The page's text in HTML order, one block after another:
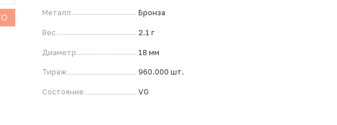
Металл Бронза
Вес 2.1 г
Диаметр 18 мм
Тираж 960.000 шт.
Состояние VG